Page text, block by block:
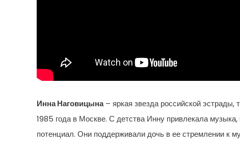
Инна Наговицына– яркая звезда российской эстрады,
1985 года в Москве. С детства Инну привлекала
потенциал. Они поддерживали дочь в ее стремлении к